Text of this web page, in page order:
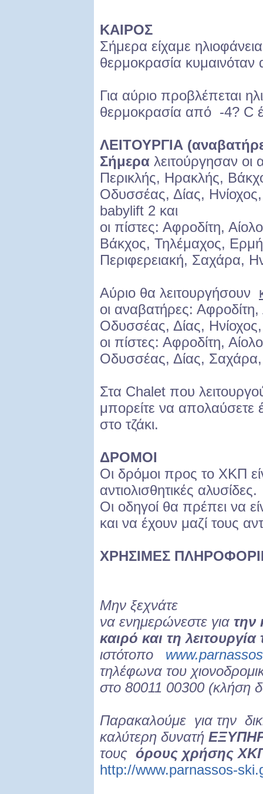
ΚΑΙΡΟΣ
Σήμερα είχαμε
θερμοκρασία
Για αύριο προβλέπεται
θερμοκρασία από -4? C
ΛΕΙΤΟΥΡΓΙΑ
Σήμερα λειτούργησαν οι
Περικλής, Ηρακλής,
Οδυσσέας, Δίας,
babylift 2 και
οι πίστες: Αφροδίτη,
Βάκχος, Τηλέμαχος,
Περιφερειακή, Σαχάρα,
Αύριο θα λειτουργήσουν
οι αναβατήρες:
Οδυσσέας, Δίας,
οι πίστες: Αφροδίτη,
Οδυσσέας, Δίας,
Στα Chalet που
μπορείτε να
στο τζάκι.
ΔΡΟΜΟΙ
Οι δρόμοι προς το ΧΚΠ
αντιολισθητικές αλυσίδες.
Οι οδηγοί θα πρέπει να
και να έχουν μαζί τους
ΧΡΗΣΙΜΕΣ
Μην ξεχνάτε
να ενημερώνεστε για την
καιρό και τη
ιστότοπο
τηλέφωνα του
στο 80011 00300 (κλήση
Παρακαλούμε για την
καλύτερη δυνατή
τους όρους χρήσης
http://www.parnassos-